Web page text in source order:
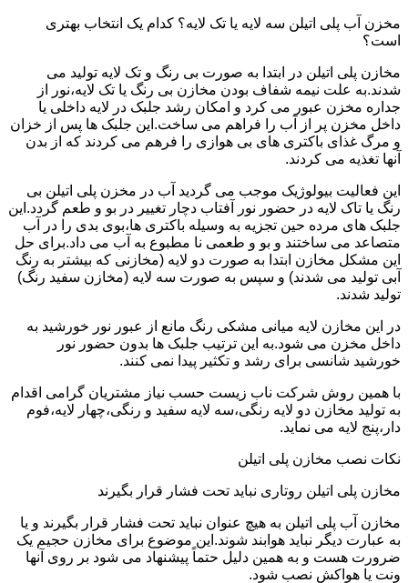
مخزن آب پلی اتیلن سه لایه یا تک لایه؟ کدام یک انتخاب بهتری
است؟
مخازن پلی اتیلن در ابتدا به صورت بی رنگ و تک لایه تولید می
شدند.به علت نیمه شفاف بودن مخازن بی رنگ یا تک لایه،نور از
جداره مخزن عبور می کرد و امکان رشد جلبک در لایه داخلی یا
داخل مخزن پر از آب را فراهم می ساخت.این جلبک ها پس از خزان
و مرگ غذای باکتری های بی هوازی را فرهم می کردند که از بدن
آنها تغذیه می کردند.
این فعالیت بیولوژیک موجب می گردید آب در مخزن پلی اتیلن بی
رنگ یا تاک لایه در حضور نور آفتاب دچار تغییر در بو و طعم گردد.این
جلبک های مرده حین تجزیه به وسیله باکتری ها،بوی بدی را در آب
متصاعد می ساختند و بو و طعمی نا مطبوع به آب می داد.برای حل
این مشکل مخازن ابتدا به صورت دو لایه (مخازنی که بیشتر به رنگ
آبی تولید می شدند) و سپس به صورت سه لایه (مخازن سفید رنگ)
تولید شدند.
در این مخازن لایه میانی مشکی رنگ مانع از عبور نور خورشید به
داخل مخزن می شود.به این ترتیب جلبک ها بدون حضور نور
خورشید شانسی برای رشد و تکثیر پیدا نمی کنند.
با همین روش شرکت ناب زیست حسب نیاز مشتریان گرامی اقدام
به تولید مخازن دو لایه رنگی،سه لایه سفید و رنگی،چهار لایه،فوم
دار،پنج لایه می نماید.
نکات نصب مخازن پلی اتیلن
مخازن پلی اتیلن روتاری نباید تحت فشار قرار بگیرند
مخازن آب پلی اتیلن به هیچ عنوان نباید تحت فشار قرار بگیرند و یا
به عبارت دیگر نباید هوابند شوند.این موضوع برای مخازن حجیم یک
ضرورت هست و به همین دلیل حتماً پیشنهاد می شود بر روی آنها
ونت یا هواکش نصب شود.